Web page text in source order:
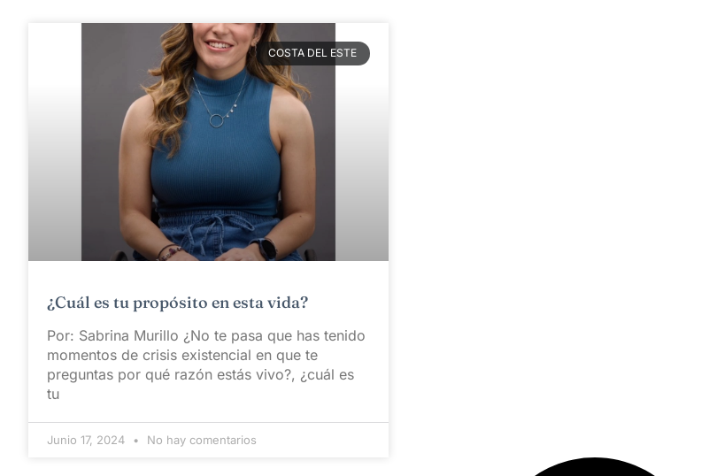
COSTA DEL ESTE
¿Cuál es tu propósito en esta vida?
Por: Sabrina Murillo ¿No te pasa que has tenido
momentos de crisis existencial en que te
preguntas por qué razón estás vivo?, ¿cuál es
tu
Junio 17, 2024 No hay comentarios